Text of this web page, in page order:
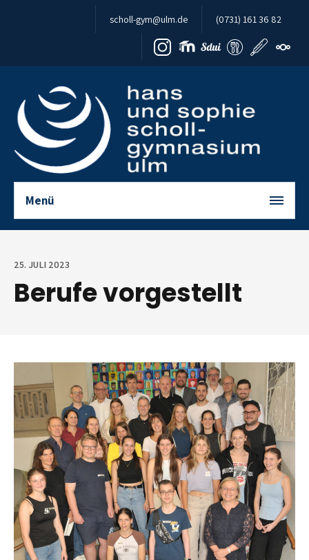
Zum Inhalt springen
scholl-gym@ulm.de (0731) 161 36 82
Menü
25. JULI 2023
Berufe vorgestellt